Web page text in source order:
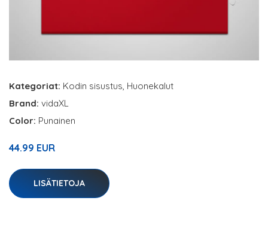
Kategoriat: Kodin sisustus, Huonekalut
Brand: vidaXL
Color: Punainen
44.99 EUR
LISÄTIETOJA